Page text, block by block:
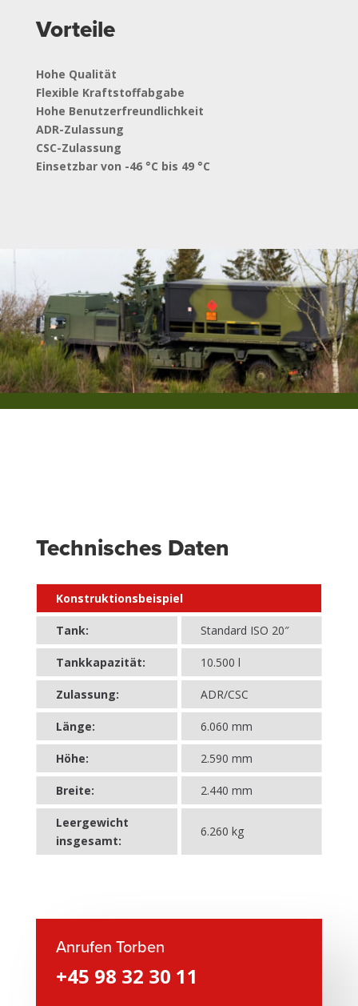
Vorteile
Hohe Qualität
Flexible Kraftstoffabgabe
Hohe Benutzerfreundlichkeit
ADR-Zulassung
CSC-Zulassung
Einsetzbar von -46 °C bis 49 °C
Technisches Daten
Konstruktionsbeispiel
Tank: Standard ISO 20″
Tankkapazität: 10.500 l
Zulassung: ADR/CSC
Länge: 6.060 mm
Höhe: 2.590 mm
Breite: 2.440 mm
Leergewicht
insgesamt:
6.260 kg
Anrufen Torben
+45 98 32 30 11